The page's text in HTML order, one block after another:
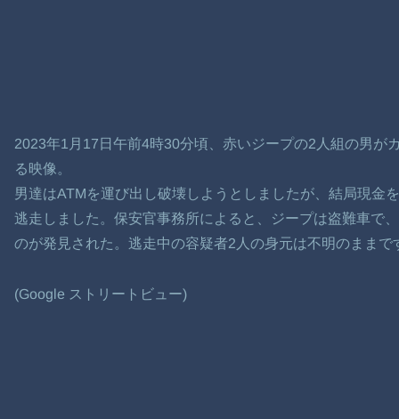
2023年1月17日午前4時30分頃、赤いジープの2人組の男が
る映像。
男達はATMを運び出し破壊しようとしましたが、結局現金
逃走しました。保安官事務所によると、ジープは盗難車で
のが発見された。逃走中の容疑者2人の身元は不明のままで
(Google ストリートビュー)